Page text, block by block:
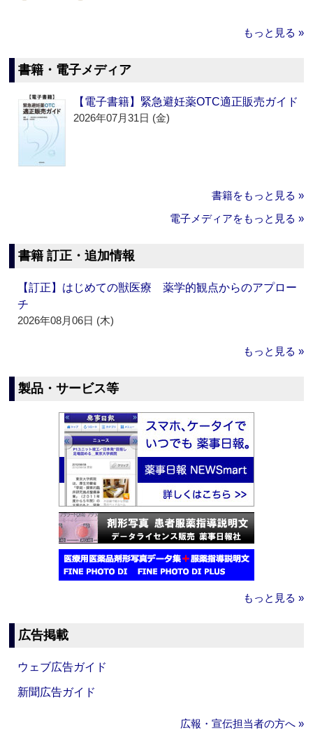
もっと見る »
書籍・電子メディア
【電子書籍】緊急避妊薬OTC適正販売ガイド
2026年07月31日 (金)
書籍をもっと見る »
電子メディアをもっと見る »
書籍 訂正・追加情報
【訂正】はじめての獣医療 薬学的観点からのアプロー
チ
2026年08月06日 (木)
もっと見る »
製品・サービス等
もっと見る »
広告掲載
ウェブ広告ガイド
新聞広告ガイド
広報・宣伝担当者の方へ »